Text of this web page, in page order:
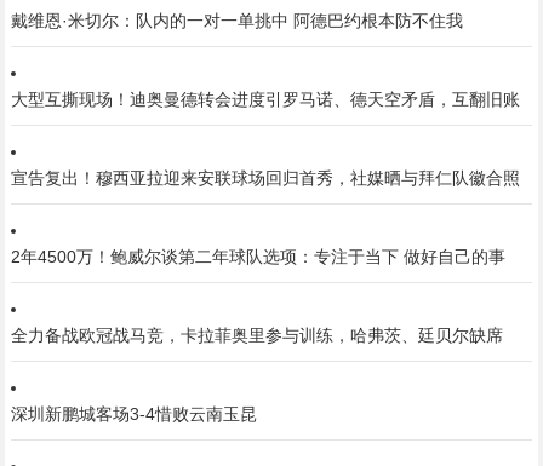
戴维恩·米切尔：队内的一对一单挑中 阿德巴约根本防不住我
大型互撕现场！迪奥曼德转会进度引罗马诺、德天空矛盾，互翻旧账
宣告复出！穆西亚拉迎来安联球场回归首秀，社媒晒与拜仁队徽合照
2年4500万！鲍威尔谈第二年球队选项：专注于当下 做好自己的事
全力备战欧冠战马竞，卡拉菲奥里参与训练，哈弗茨、廷贝尔缺席
深圳新鹏城客场3-4惜败云南玉昆